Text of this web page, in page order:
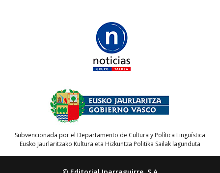
Subvencionada por el Departamento de Cultura y Política Lingüística
Eusko Jaurlaritzako Kultura eta Hizkuntza Politika Sailak lagunduta